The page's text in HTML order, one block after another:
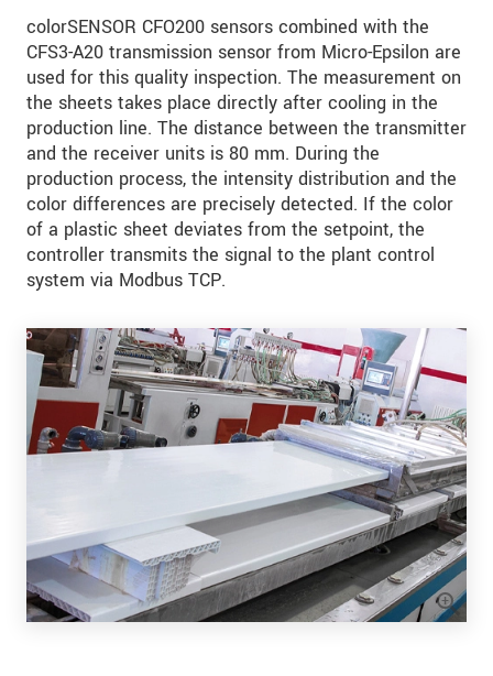
colorSENSOR CFO200 sensors combined with the
CFS3-A20 transmission sensor from Micro-Epsilon are
used for this quality inspection. The measurement on
the sheets takes place directly after cooling in the
production line. The distance between the transmitter
and the receiver units is 80 mm. During the
production process, the intensity distribution and the
color differences are precisely detected. If the color
of a plastic sheet deviates from the setpoint, the
controller transmits the signal to the plant control
system via Modbus TCP.